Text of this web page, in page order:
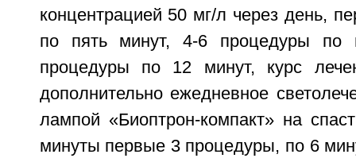
концентрацией 50 мг/л через день,
по пять минут, 4-6 процедуры по
процедуры по 12 минут, курс
дополнительно ежедневное
лампой «Биоптрон-компакт» на
минуты первые 3 процедуры, по 6